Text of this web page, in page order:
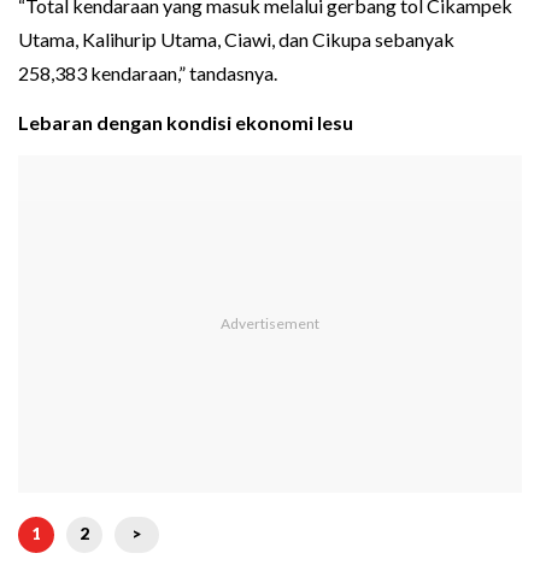
“Total kendaraan yang masuk melalui gerbang tol Cikampek
Utama, Kalihurip Utama, Ciawi, dan Cikupa sebanyak
258,383 kendaraan,” tandasnya.
Lebaran dengan kondisi ekonomi lesu
1 2 >